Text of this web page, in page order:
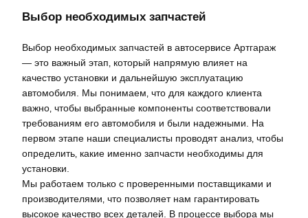
Выбор необходимых запчастей
Выбор необходимых запчастей в автосервисе Артгараж
— это важный этап‚ который напрямую влияет на
качество установки и дальнейшую эксплуатацию
автомобиля. Мы понимаем‚ что для каждого клиента
важно‚ чтобы выбранные компоненты соответствовали
требованиям его автомобиля и были надежными. На
первом этапе наши специалисты проводят анализ‚ чтобы
определить‚ какие именно запчасти необходимы для
установки.
Мы работаем только с проверенными поставщиками и
производителями‚ что позволяет нам гарантировать
высокое качество всех деталей. В процессе выбора мы